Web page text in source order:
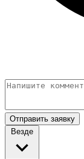
Отправить заявку
Везде